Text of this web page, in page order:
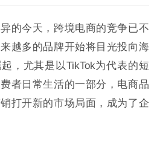
的今天，跨境电商的竞争已不
越多的品牌开始将目光投向海
，尤其是以TikTok为代表的短
者日常生活的一部分，电商品
打开新的市场局面，成为了企